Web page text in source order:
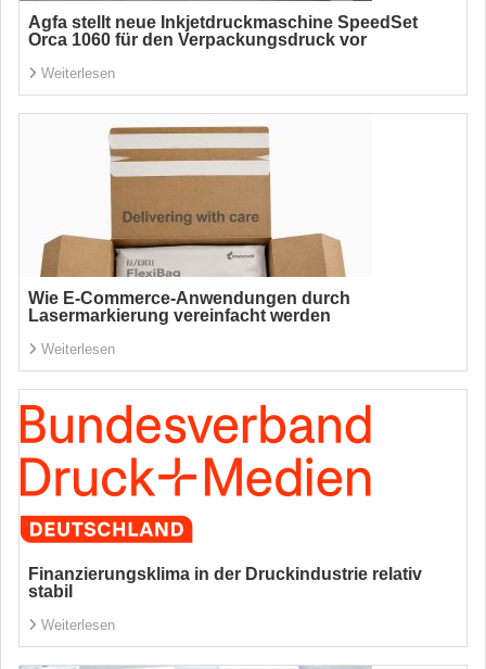
Agfa stellt neue Inkjetdruckmaschine SpeedSet
Orca 1060 für den Verpackungsdruck vor
Weiterlesen
Wie E-Commerce-Anwendungen durch
Lasermarkierung vereinfacht werden
Weiterlesen
Finanzierungsklima in der Druckindustrie relativ
stabil
Weiterlesen